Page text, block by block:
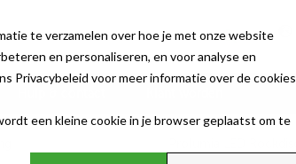
te verzamelen over hoe je met onze website
en personaliseren, en voor analyse en
Privacybeleid voor meer informatie over de cookies
een kleine cookie in je browser geplaatst om te